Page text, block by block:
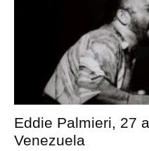
Eddie Palmieri, 27
Venezuela